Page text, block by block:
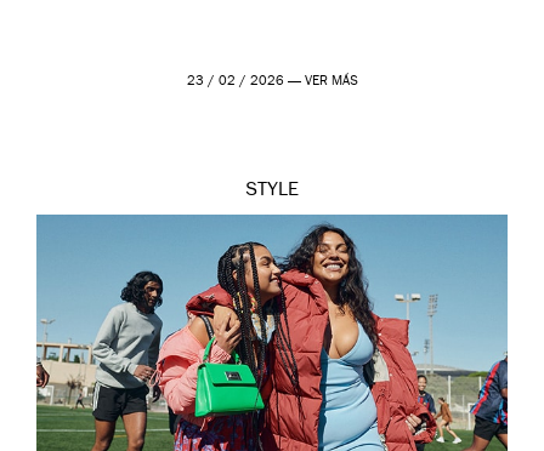
23 / 02 / 2026 — VER MÁS
STYLE